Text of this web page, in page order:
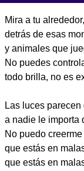
Mira a tu
detrás de esas
y animales que
No puedes
todo brilla, no es
Las luces
a nadie le importa
No puedo
que estás en
que estás en